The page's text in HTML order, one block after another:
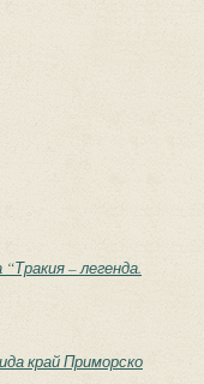
– легенда.
край Приморско